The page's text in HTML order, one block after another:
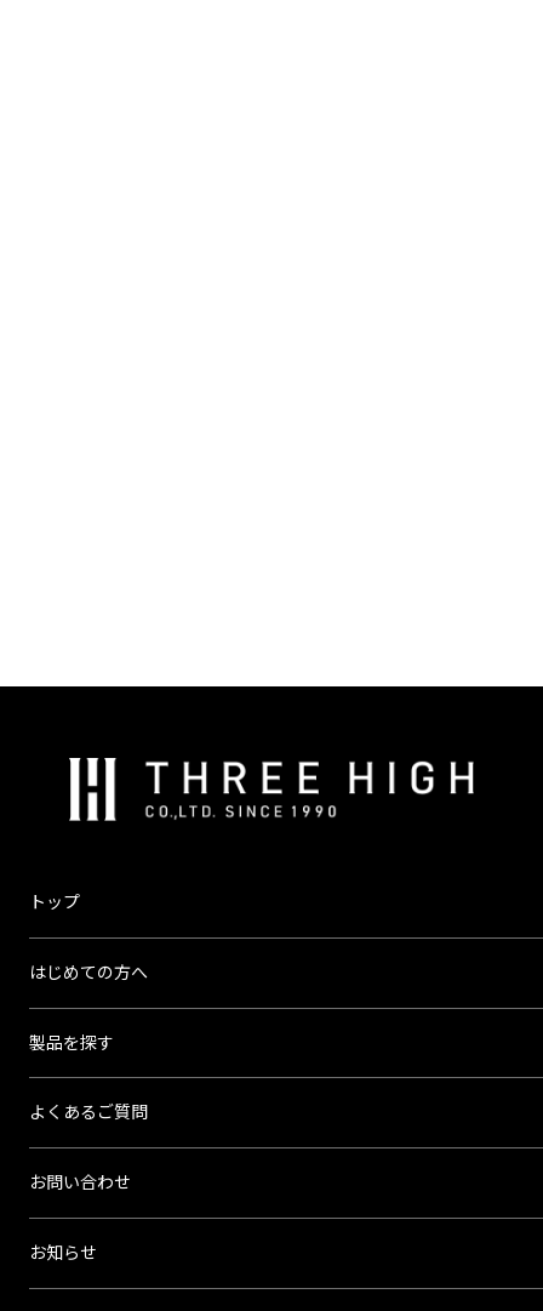
コントローラー
センサー
ス
ハ
イ
トップ
はじめての方へ
製品を探す
よくあるご質問
お問い合わせ
お知らせ